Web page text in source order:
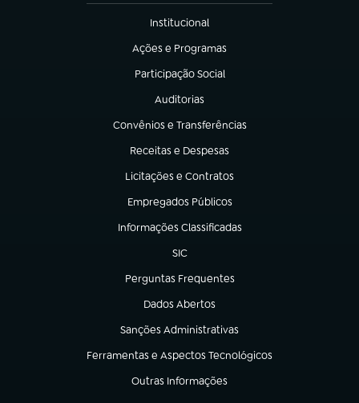
Institucional
(abre em nova aba)
Ações e Programas
(abre em nova aba)
Participação Social
(abre em nova aba)
Auditorias
(abre em nova aba)
Convênios e Transferências
(abre em nova aba)
Receitas e Despesas
(abre em nova aba)
Licitações e Contratos
(abre em nova aba)
Empregados Públicos
(abre em nova aba)
Informações Classificadas
(abre em nova aba)
SIC
(abre em nova aba)
Perguntas Frequentes
(abre em nova aba)
Dados Abertos
(abre em nova aba)
Sanções Administrativas
(abre em nova aba)
Ferramentas e Aspectos Tecnológicos
(abre em nova aba)
Outras Informações
(abre em nova aba)